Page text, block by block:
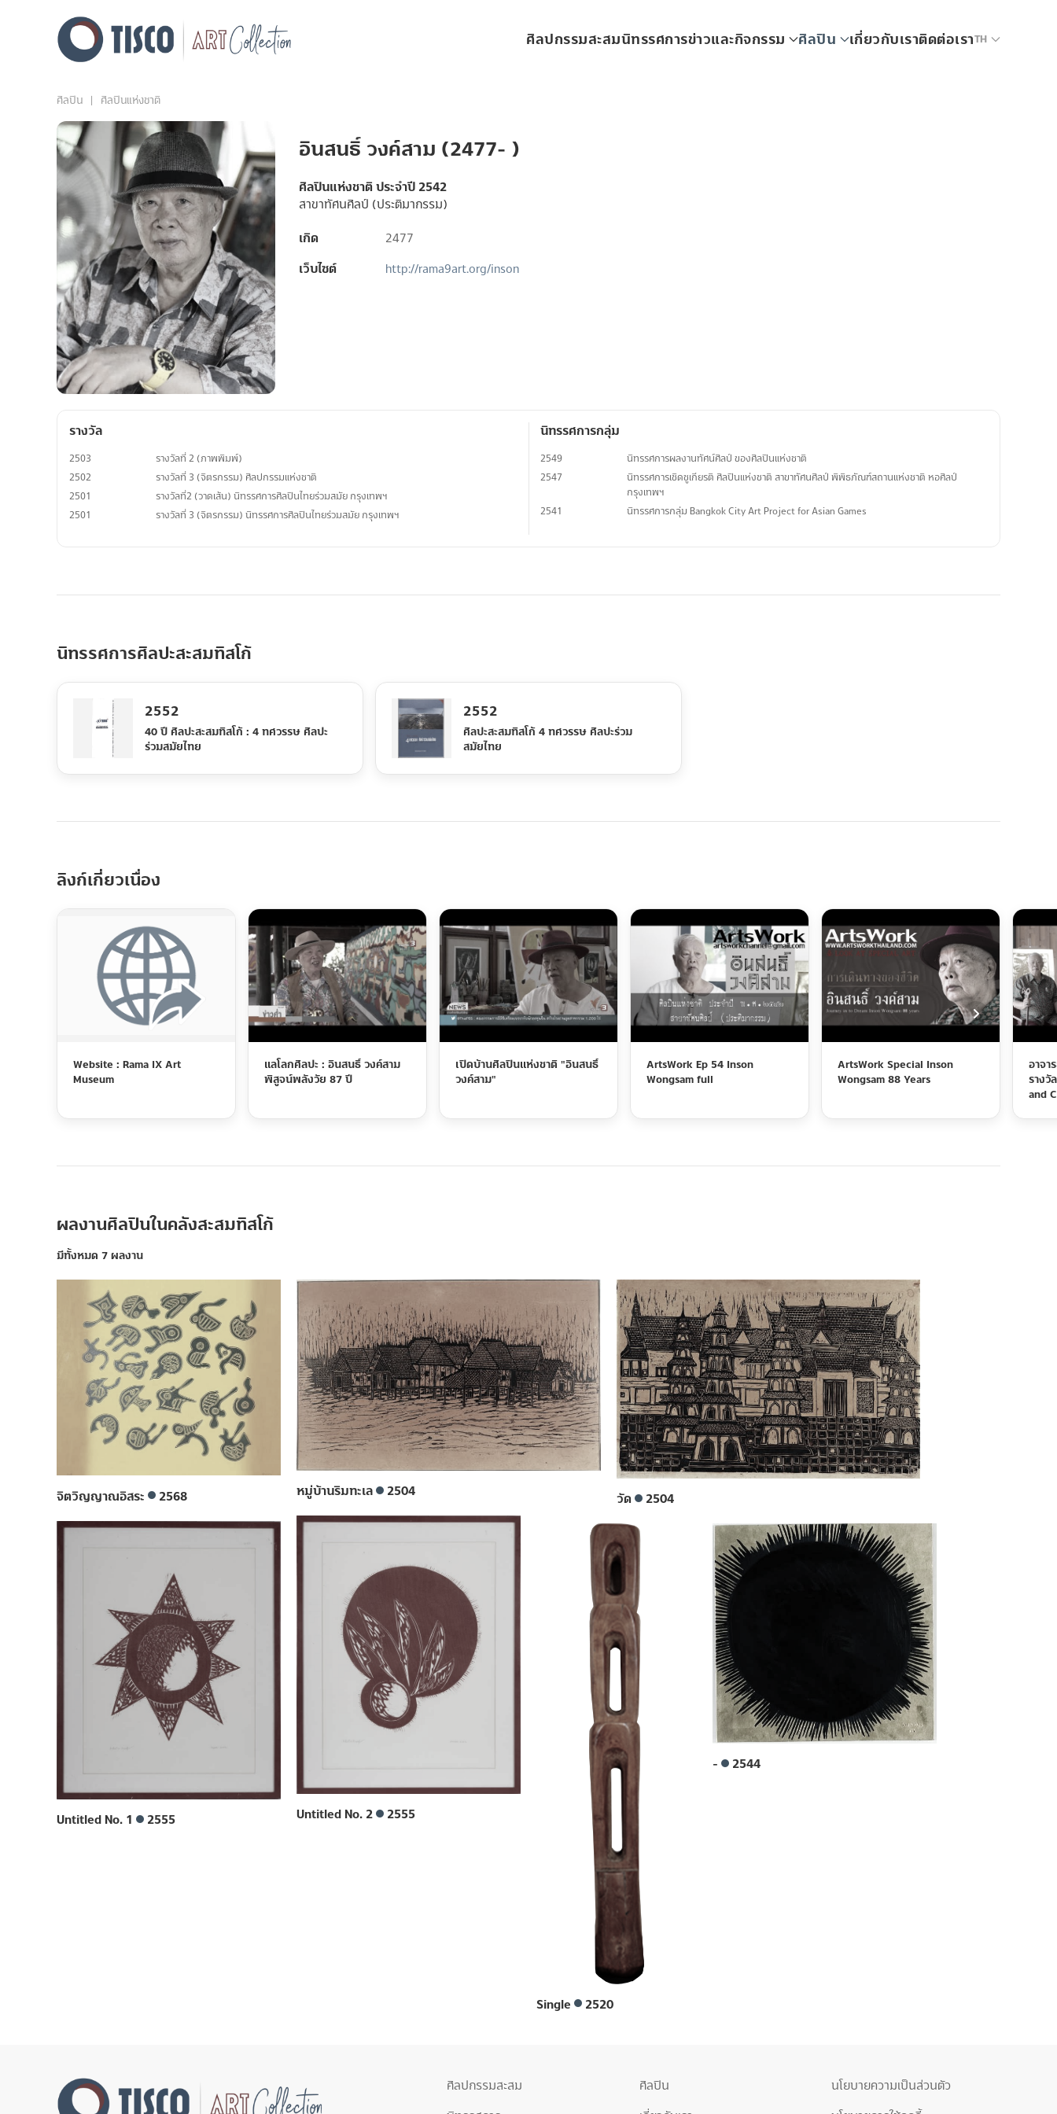
ศิลปกรรมสะสมนิทรรศการข่าวและกิจกรรม ศิลปิน เกี่ยวกับเราติดต่อเราTH
ศิลปิน ศิลปินแห่งชาติ
อินสนธิ์ วงค์สาม (2477- )
ศิลปินแห่งชาติ ประจำปี 2542
สาขาทัศนศิลป์ (ประติมากรรม)
เกิด
2477
เว็บไซต์
http://rama9art.org/inson
รางวัล
2503
รางวัลที่ 2 (ภาพพิมพ์)
2502
รางวัลที่ 3 (จิตรกรรม) ศิลปกรรมแห่งชาติ
2501
รางวัลที่2 (วาดเส้น) นิทรรศการศิลปินไทยร่วมสมัย กรุงเทพฯ
2501
รางวัลที่ 3 (จิตรกรรม) นิทรรศการศิลปินไทยร่วมสมัย กรุงเทพฯ
นิทรรศการกลุ่ม
2549
นิทรรศการผลงานทัศน์ศิลป์ ของศิลปินแห่งชาติ
2547
นิทรรศการเชิดชูเกียรติ ศิลปินแห่งชาติ สาขาทัศนศิลป์ พิพิธภัณฑ์สถานแห่งชาติ หอศิลป์
กรุงเทพฯ
2541
นิทรรศการกลุ่ม Bangkok City Art Project for Asian Games
นิทรรศการศิลปะสะสมทิสโก้
2552
40 ปี ศิลปะสะสมทิสโก้ : 4 ทศวรรษ ศิลปะ
ร่วมสมัยไทย
2552
ศิลปะสะสมทิสโก้ 4 ทศวรรษ ศิลปะร่วม
สมัยไทย
ลิงก์เกี่ยวเนื่อง
Website : Rama IX Art
Museum
แลโลกศิลปะ : อินสนธิ์ วงค์สาม
พิสูจน์พลังวัย 87 ปี
เปิดบ้านศิลปินแห่งชาติ "อินสนธิ์
วงค์สาม"
ArtsWork Ep 54 Inson
Wongsam full
ArtsWork Special Inson
Wongsam 88 Years
อาจา
รางวั
and
ผลงานศิลปินในคลังสะสมทิสโก้
มีทั้งหมด 7 ผลงาน
จิตวิญญาณอิสระ 2568 หมู่บ้านริมทะเล 2504 วัด 2504
Untitled No. 2 2555
Untitled No. 1 2555
Single 2520
- 2544
ศิลปกรรมสะสม
ศิลปิน
นโยบายความเป็นส่วนตัว